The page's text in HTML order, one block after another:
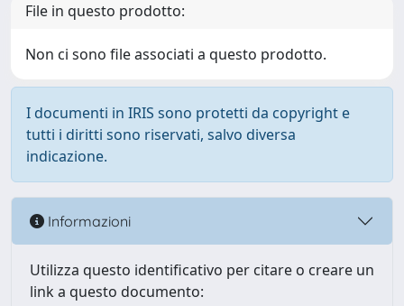
File in questo prodotto:
Non ci sono file associati a questo prodotto.
I documenti in IRIS sono protetti da copyright e
tutti i diritti sono riservati, salvo diversa
indicazione.
Informazioni
Utilizza questo identificativo per citare o creare un
link a questo documento: